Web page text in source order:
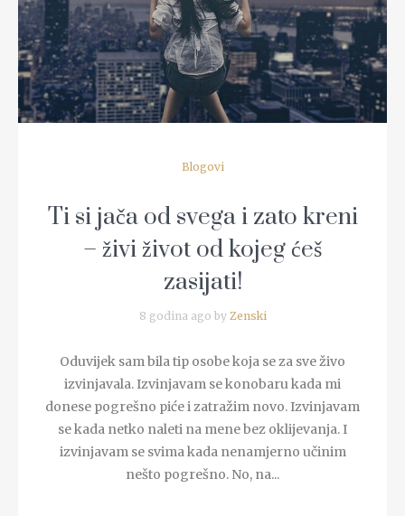
READ MORE
Blogovi
Ti si jača od svega i zato kreni
– živi život od kojeg ćeš
zasijati!
8 godina ago by Zenski
Oduvijek sam bila tip osobe koja se za sve živo
izvinjavala. Izvinjavam se konobaru kada mi
donese pogrešno piće i zatražim novo. Izvinjavam
se kada netko naleti na mene bez oklijevanja. I
izvinjavam se svima kada nenamjerno učinim
nešto pogrešno. No, na...